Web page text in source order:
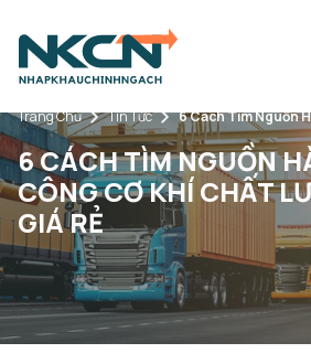
Trang Chủ Tin Tức
6 CÁCH TÌM NGUỒN
CÔNG CƠ KHÍ CHẤT
GIÁ RẺ